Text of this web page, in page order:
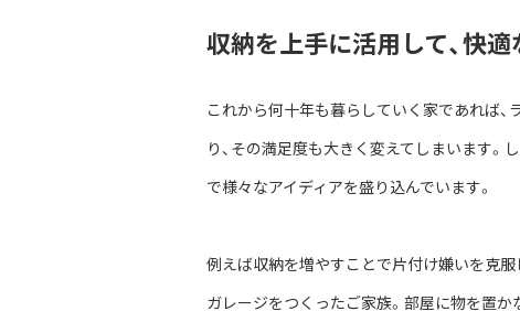
収納を上手に活用して、快適
これから何十年も暮らしていく家であれば
り、その満足度も大きく変えてしまいます
で様々なアイディアを盛り込んでいます。
例えば収納を増やすことで片付け嫌いを克
ガレージをつくったご家族。部屋に物を置か